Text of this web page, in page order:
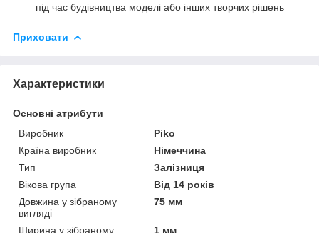
під час будівництва моделі або інших творчих рішень
Приховати
Характеристики
Основні атрибути
Виробник
Piko
Країна виробник
Німеччина
Тип
Залізниця
Вікова група
Від 14 років
Довжина у зібраному
вигляді
75 мм
Ширина у зібраному
1 мм